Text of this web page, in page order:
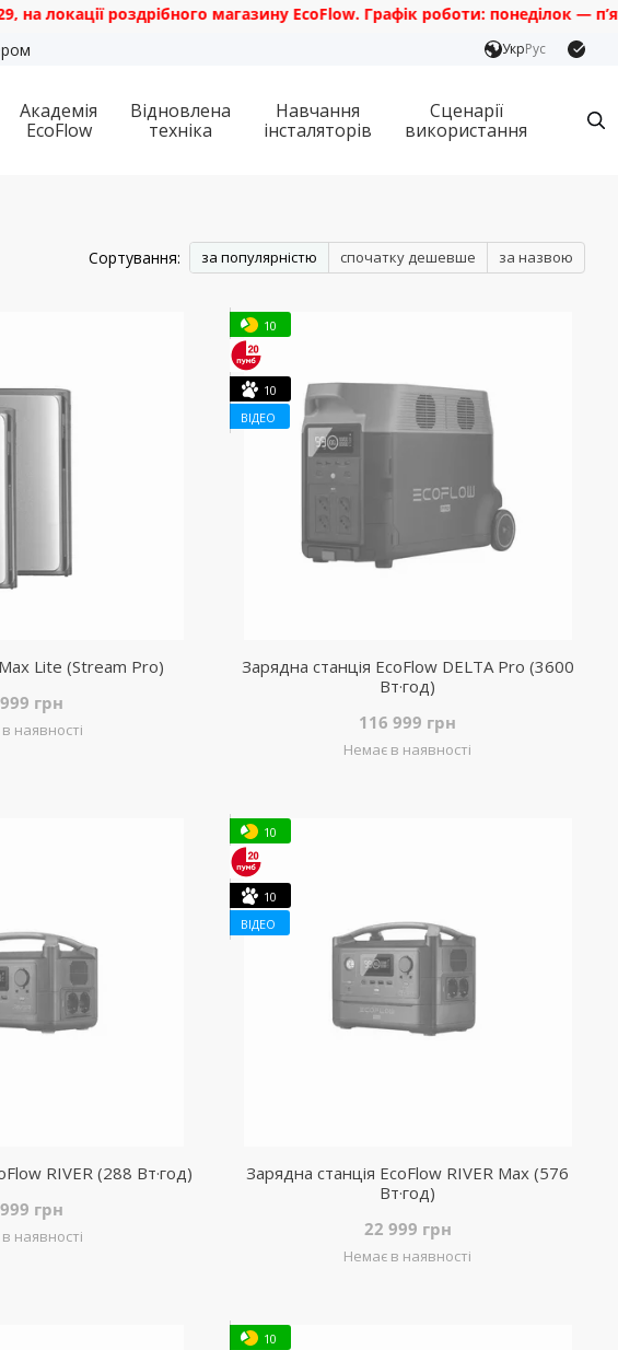
роздрібного магазину EcoFlow. Графік роботи: понеділок — п’ятниця
УкрРус
Академія
EcoFlow
Відновлена
техніка
Навчання
інсталяторів
Сценарії
використання
Сортування: за популярністю спочатку дешевше за назвою
Lite (Stream Pro)
грн
наявності
10
10
ВІДЕО
Зарядна станція EcoFlow DELTA Pro (3600
Вт·год)
116 999 грн
Немає в наявності
RIVER (288 Вт·год)
грн
наявності
10
10
ВІДЕО
Зарядна станція EcoFlow RIVER Max (576
Вт·год)
22 999 грн
Немає в наявності
10